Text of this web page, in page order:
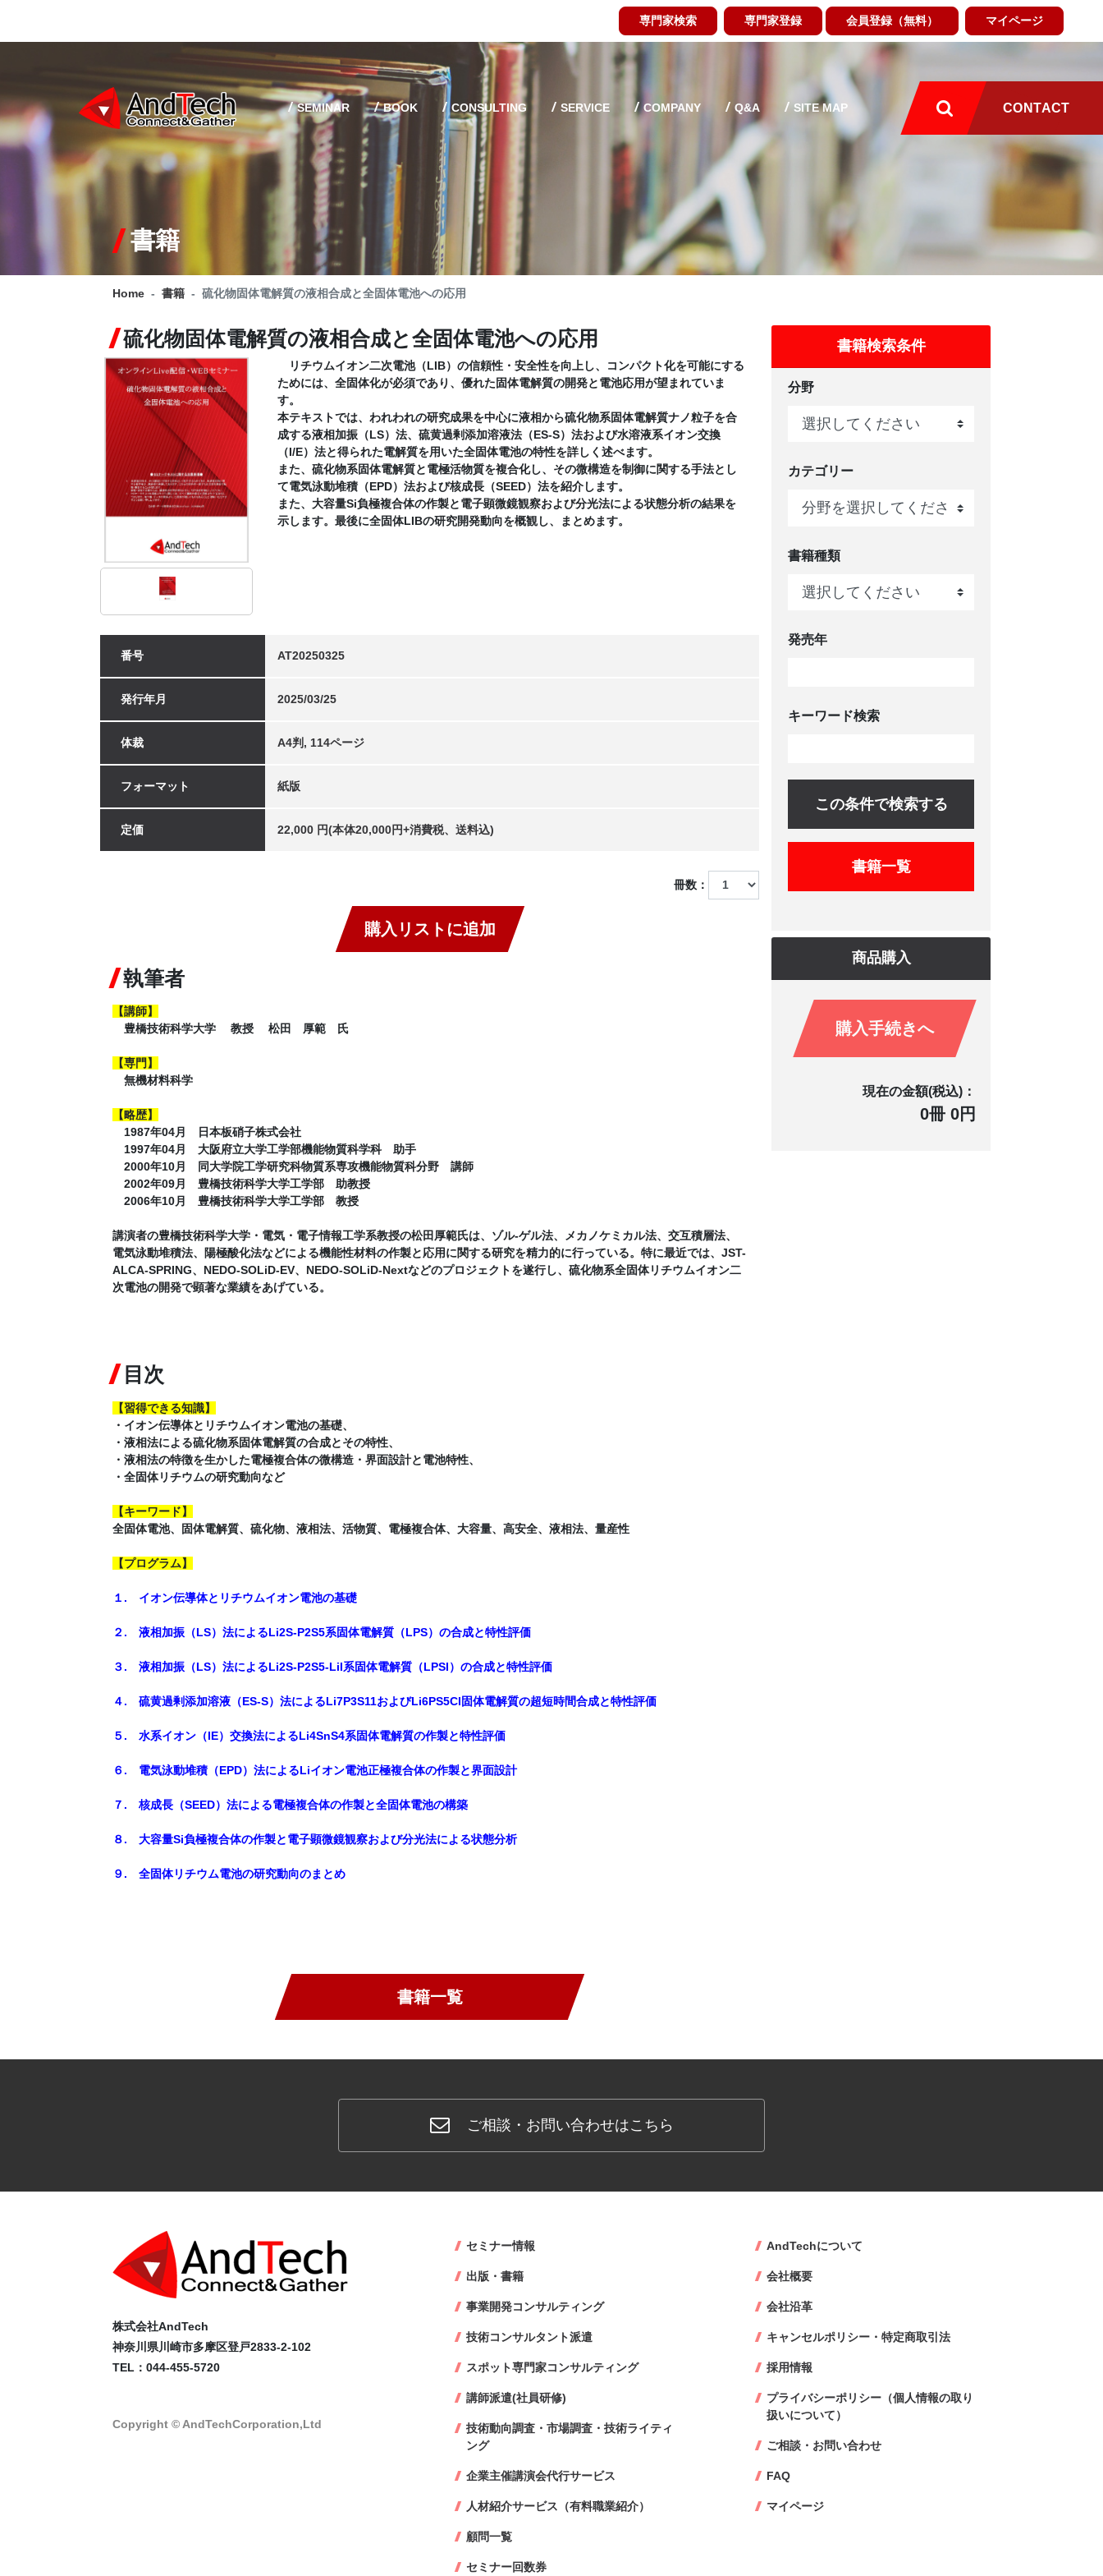
専門家検索 専門家登録 会員登録（無料） マイページ
SEMINAR BOOK CONSULTING SERVICE COMPANY Q&A SITE MAP CONTACT
書籍
Home 書籍 硫化物固体電解質の液相合成と全固体電池への応用
硫化物固体電解質の液相合成と全固体電池への応用
リチウムイオン二次電池（LIB）の信頼性・安全性を向上し、コンパクト化を可能にする
ためには、全固体化が必須であり、優れた固体電解質の開発と電池応用が望まれていま
す。
本テキストでは、われわれの研究成果を中心に液相から硫化物系固体電解質ナノ粒子を合
成する液相加振（LS）法、硫黄過剰添加溶液法（ES-S）法および水溶液系イオン交換
（I/E）法と得られた電解質を用いた全固体電池の特性を詳しく述べます。
また、硫化物系固体電解質と電極活物質を複合化し、その微構造を制御に関する手法とし
て電気泳動堆積（EPD）法および核成長（SEED）法を紹介します。
また、大容量Si負極複合体の作製と電子顕微鏡観察および分光法による状態分析の結果を
示します。最後に全固体LIBの研究開発動向を概観し、まとめます。
番号 AT20250325
発行年月 2025/03/25
体裁 A4判, 114ページ
フォーマット 紙版
定価 22,000 円(本体20,000円+消費税、送料込)
冊数：
購入リストに追加
執筆者
【講師】
豊橋技術科学大学 教授 松田 厚範 氏
【専門】
無機材料科学
【略歴】
1987年04月 日本板硝子株式会社
1997年04月 大阪府立大学工学部機能物質科学科 助手
2000年10月 同大学院工学研究科物質系専攻機能物質科分野 講師
2002年09月 豊橋技術科学大学工学部 助教授
2006年10月 豊橋技術科学大学工学部 教授
講演者の豊橋技術科学大学・電気・電子情報工学系教授の松田厚範氏は、ゾル-ゲル法、メカノケミカル法、交互積層法、
電気泳動堆積法、陽極酸化法などによる機能性材料の作製と応用に関する研究を精力的に行っている。特に最近では、JST-
ALCA-SPRING、NEDO-SOLiD-EV、NEDO-SOLiD-Nextなどのプロジェクトを遂行し、硫化物系全固体リチウムイオン二
次電池の開発で顕著な業績をあげている。
目次
【習得できる知識】
・イオン伝導体とリチウムイオン電池の基礎、
・液相法による硫化物系固体電解質の合成とその特性、
・液相法の特徴を生かした電極複合体の微構造・界面設計と電池特性、
・全固体リチウムの研究動向など
【キーワード】
全固体電池、固体電解質、硫化物、液相法、活物質、電極複合体、大容量、高安全、液相法、量産性
【プログラム】
１. イオン伝導体とリチウムイオン電池の基礎
２. 液相加振（LS）法によるLi2S-P2S5系固体電解質（LPS）の合成と特性評価
３. 液相加振（LS）法によるLi2S-P2S5-LiI系固体電解質（LPSI）の合成と特性評価
４. 硫黄過剰添加溶液（ES-S）法によるLi7P3S11およびLi6PS5Cl固体電解質の超短時間合成と特性評価
５. 水系イオン（IE）交換法によるLi4SnS4系固体電解質の作製と特性評価
６. 電気泳動堆積（EPD）法によるLiイオン電池正極複合体の作製と界面設計
７. 核成長（SEED）法による電極複合体の作製と全固体電池の構築
８. 大容量Si負極複合体の作製と電子顕微鏡観察および分光法による状態分析
９. 全固体リチウム電池の研究動向のまとめ
書籍一覧
書籍検索条件
分野
カテゴリー
書籍種類
発売年
キーワード検索
この条件で検索する
書籍一覧
商品購入
購入手続きへ
現在の金額(税込)：
0冊 0円
ご相談・お問い合わせはこちら
株式会社AndTech
神奈川県川崎市多摩区登戸2833-2-102
TEL：044-455-5720
Copyright © AndTechCorporation,Ltd
セミナー情報
出版・書籍
事業開発コンサルティング
技術コンサルタント派遣
スポット専門家コンサルティング
講師派遣(社員研修)
技術動向調査・市場調査・技術ライティ
ング
企業主催講演会代行サービス
人材紹介サービス（有料職業紹介）
顧問一覧
セミナー回数券
AndTechについて
会社概要
会社沿革
キャンセルポリシー・特定商取引法
採用情報
プライバシーポリシー（個人情報の取り
扱いについて）
ご相談・お問い合わせ
FAQ
マイページ